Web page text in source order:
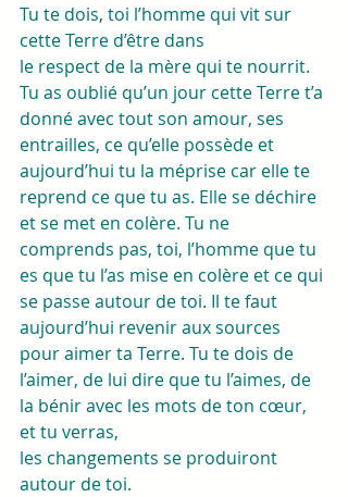
Tu te dois, toi l’homme qui vit sur
cette Terre d’être dans
le respect de la mère qui te nourrit.
Tu as oublié qu’un jour cette Terre t’a
donné avec tout son amour, ses
entrailles, ce qu’elle possède et
aujourd’hui tu la méprise car elle te
reprend ce que tu as. Elle se déchire
et se met en colère. Tu ne
comprends pas, toi, l’homme que tu
es que tu l’as mise en colère et ce qui
se passe autour de toi. Il te faut
aujourd’hui revenir aux sources
pour aimer ta Terre. Tu te dois de
l’aimer, de lui dire que tu l’aimes, de
la bénir avec les mots de ton cœur,
et tu verras,
les changements se produiront
autour de toi.